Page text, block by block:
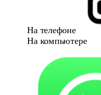
На телефоне
На компьютере